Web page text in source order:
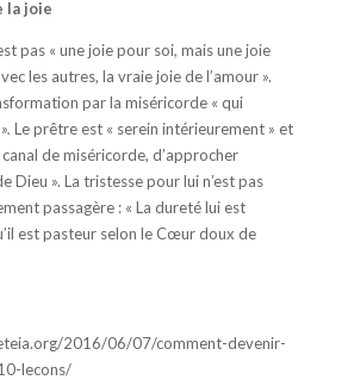
la joie
pas « une joie pour soi, mais une joie
les autres, la vraie joie de l’amour ».
par la miséricorde « qui
Le prêtre est « serein intérieurement » et
canal de miséricorde, d’approcher
Dieu ». La tristesse pour lui n’est pas
passagère : « La dureté lui est
est pasteur selon le Cœur doux de
2016/06/07/comment-devenir-
lecons/